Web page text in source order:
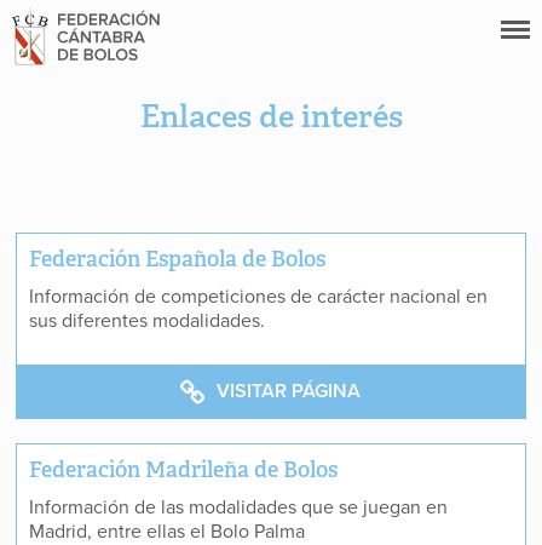
Enlaces de interés
Federación Española de Bolos
Información de competiciones de carácter nacional en
sus diferentes modalidades.
VISITAR PÁGINA
Federación Madrileña de Bolos
Información de las modalidades que se juegan en
Madrid, entre ellas el Bolo Palma